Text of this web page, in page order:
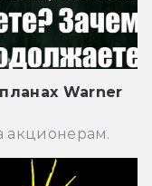
Warner
акционерам.